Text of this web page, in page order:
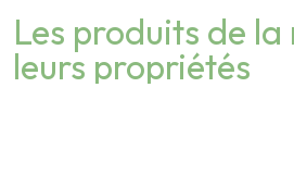
Les produits de la
leurs propriétés